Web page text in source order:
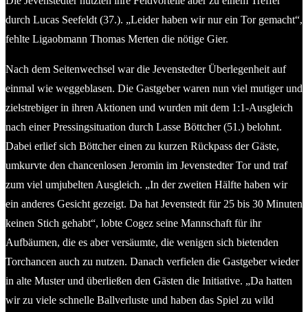
durch Lucas Seefeldt (37.). „Leider haben wir nur ein Tor gemacht“,
fehlte Ligaobmann Thomas Merten die nötige Gier.
Nach dem Seitenwechsel war die Jevenstedter Überlegenheit auf
einmal wie weggeblasen. Die Gastgeber waren nun viel mutiger und
zielstrebiger in ihren Aktionen und wurden mit dem 1:1-Ausgleich
nach einer Pressingsituation durch Lasse Böttcher (51.) belohnt.
Dabei erlief sich Böttcher einen zu kurzen Rückpass der Gäste,
umkurvte den chancenlosen Jeromin im Jevenstedter Tor und traf
zum viel umjubelten Ausgleich. „In der zweiten Hälfte haben wir
ein anderes Gesicht gezeigt. Da hat Jevenstedt für 25 bis 30 Minuten
keinen Stich gehabt“, lobte Cogez seine Mannschaft für ihr
Aufbäumen, die es aber versäumte, die wenigen sich bietenden
Torchancen auch zu nutzen. Danach verfielen die Gastgeber wieder
in alte Muster und überließen den Gästen die Initiative. „Da hatten
wir zu viele schnelle Ballverluste und haben das Spiel zu wild